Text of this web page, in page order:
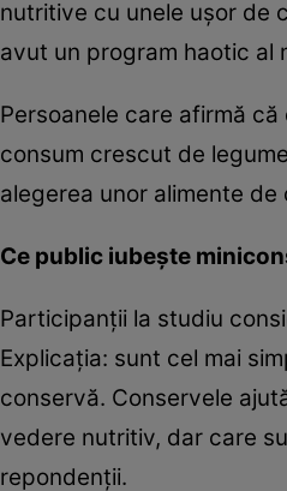
nutritive cu unele uşor de
avut un program haotic al
Persoanele care afirmă
consum crescut de
alegerea unor alimente
Ce public iubeşte
Participanţii la studiu
Explicaţia: sunt cel mai
conservă. Conservele
vedere nutritiv, dar care
repondenţii.